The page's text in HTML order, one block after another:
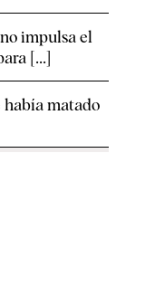
impulsa el
[...]
matado